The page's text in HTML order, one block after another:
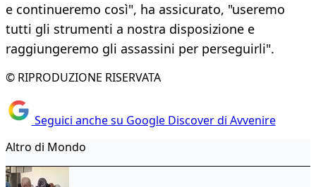
e continueremo così", ha assicurato, "useremo
tutti gli strumenti a nostra disposizione e
raggiungeremo gli assassini per perseguirli".
© RIPRODUZIONE RISERVATA
Seguici anche su Google Discover di Avvenire
Altro di Mondo